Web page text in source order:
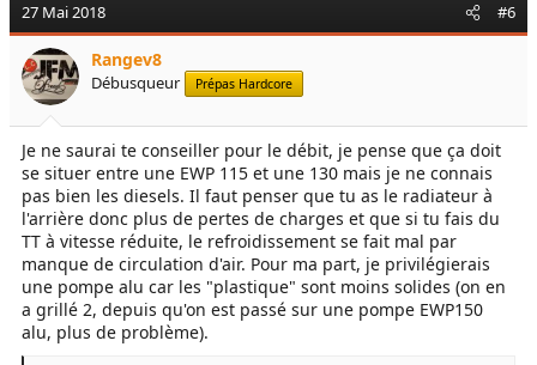
27 Mai 2018 #6
Rangev8
Débusqueur Prépas Hardcore
Je ne saurai te conseiller pour le débit, je pense que ça doit
se situer entre une EWP 115 et une 130 mais je ne connais
pas bien les diesels. Il faut penser que tu as le radiateur à
l'arrière donc plus de pertes de charges et que si tu fais du
TT à vitesse réduite, le refroidissement se fait mal par
manque de circulation d'air. Pour ma part, je privilégierais
une pompe alu car les "plastique" sont moins solides (on en
a grillé 2, depuis qu'on est passé sur une pompe EWP150
alu, plus de problème).